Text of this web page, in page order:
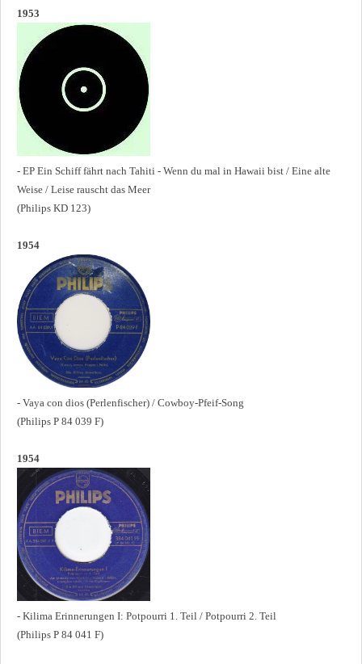
1953
- EP Ein Schiff fährt nach Tahiti - Wenn du mal in Hawaii bist / Eine alte
Weise / Leise rauscht das Meer
(Philips KD 123)
1954
- Vaya con dios (Perlenfischer) / Cowboy-Pfeif-Song
(Philips P 84 039 F)
1954
- Kilima Erinnerungen I: Potpourri 1. Teil / Potpourri 2. Teil
(Philips P 84 041 F)